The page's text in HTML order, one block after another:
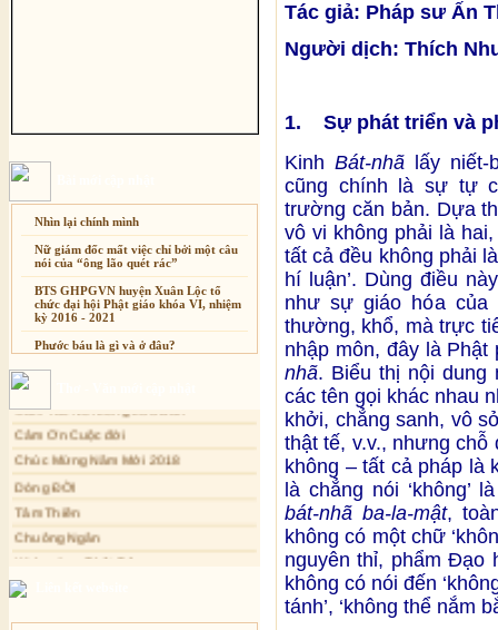
Nhìn lại chính mình
Nữ giám đốc mất việc chỉ bởi một câu
nói của “ông lão quét rác”
BTS GHPGVN huyện Xuân Lộc tổ
chức đại hội Phật giáo khóa VI, nhiệm
kỳ 2016 - 2021
Phước báu là gì và ở đâu?
Sự thương-ghét của con người
Cải đạo: Nguyên nhân & giải pháp
Nỗi lòng của các bệnh nhân nghèo
An Giang: Tịnh thất Quy Nguyên
phát quà từ thiện tại xã Cư Yang
dành cho Người bận rộn
Xuân Thi
Cảm Tác Nỗi Lòng Lưu Dân
Cảm Ơn Cuộc đời
Chúc Mừng Năm Mới 2018
Dòng ĐỜI
Tâm Thiền
Chuông Ngân
Kính mừng Phật Đản
Anh không chết đâu em
Kiếp này
Tác giả: Pháp sư Ấn
Người dịch: Thích
1. Sự phát triển và
Kinh Bát-nhã lấy niết-
cũng chính là sự tự
trường căn bản. Dựa
vô vi không phải là
tất cả đều không phải
hí luận’. Dùng điều
như sự giáo hóa của
thường, khổ, mà trực
nhập môn, đây là
nhã. Biểu thị nội dung
các tên gọi khác nhau
khởi, chẳng sanh, vô
thật tế, v.v., nhưng
không – tất cả pháp là
là chẳng nói ‘không’
bát-nhã ba-la-mật,
không có một chữ
nguyên thỉ, phẩm Đạo
không có nói đến
tánh’, ‘không thể nắm